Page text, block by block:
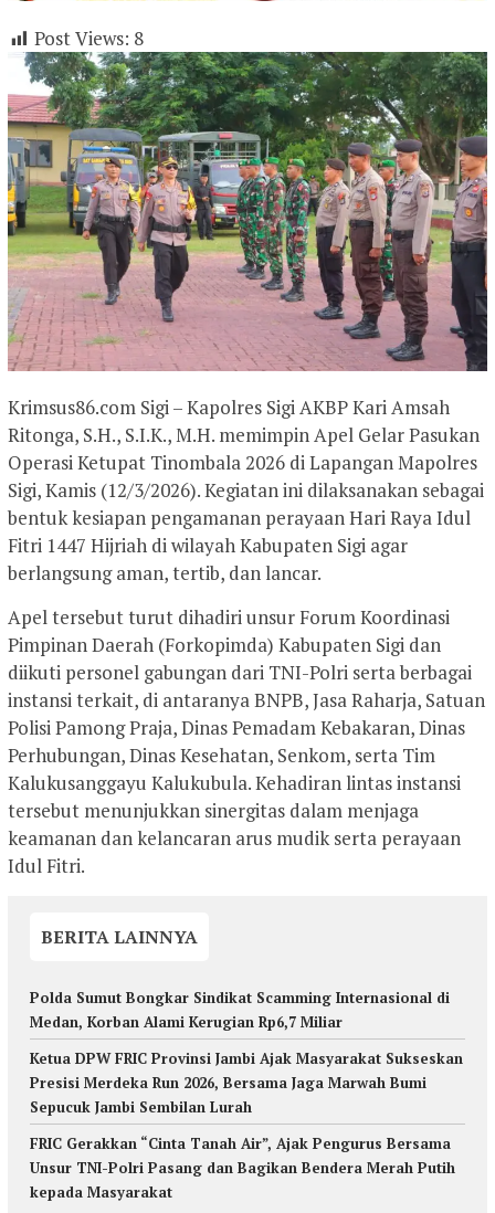
Post Views: 8
Krimsus86.com Sigi – Kapolres Sigi AKBP Kari Amsah
Ritonga, S.H., S.I.K., M.H. memimpin Apel Gelar Pasukan
Operasi Ketupat Tinombala 2026 di Lapangan Mapolres
Sigi, Kamis (12/3/2026). Kegiatan ini dilaksanakan sebagai
bentuk kesiapan pengamanan perayaan Hari Raya Idul
Fitri 1447 Hijriah di wilayah Kabupaten Sigi agar
berlangsung aman, tertib, dan lancar.
Apel tersebut turut dihadiri unsur Forum Koordinasi
Pimpinan Daerah (Forkopimda) Kabupaten Sigi dan
diikuti personel gabungan dari TNI-Polri serta berbagai
instansi terkait, di antaranya BNPB, Jasa Raharja, Satuan
Polisi Pamong Praja, Dinas Pemadam Kebakaran, Dinas
Perhubungan, Dinas Kesehatan, Senkom, serta Tim
Kalukusanggayu Kalukubula. Kehadiran lintas instansi
tersebut menunjukkan sinergitas dalam menjaga
keamanan dan kelancaran arus mudik serta perayaan
Idul Fitri.
BERITA LAINNYA
Polda Sumut Bongkar Sindikat Scamming Internasional di
Medan, Korban Alami Kerugian Rp6,7 Miliar
Ketua DPW FRIC Provinsi Jambi Ajak Masyarakat Sukseskan
Presisi Merdeka Run 2026, Bersama Jaga Marwah Bumi
Sepucuk Jambi Sembilan Lurah
FRIC Gerakkan “Cinta Tanah Air”, Ajak Pengurus Bersama
Unsur TNI-Polri Pasang dan Bagikan Bendera Merah Putih
kepada Masyarakat